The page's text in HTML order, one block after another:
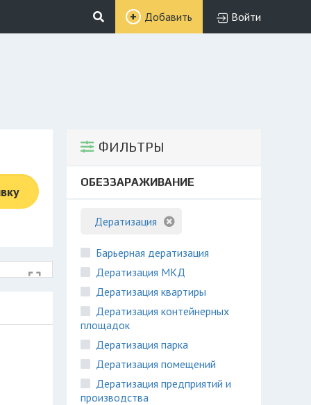
Добавить Войти
ФИЛЬТРЫ
ОБЕЗЗАРАЖИВАНИЕ
Дератизация
Барьерная дератизация
Дератизация МКД
Дератизация квартиры
Дератизация контейнерных
площадок
Дератизация парка
Дератизация помещений
Дератизация предприятий и
производства